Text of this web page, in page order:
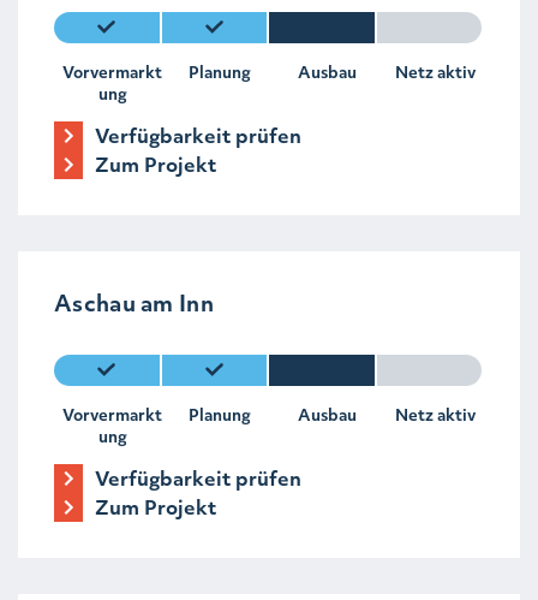
Vorvermarkt
ung
Planung Ausbau Netz aktiv
Verfügbarkeit prüfen
Zum Projekt
Aschau am Inn
Vorvermarkt
ung
Planung Ausbau Netz aktiv
Verfügbarkeit prüfen
Zum Projekt